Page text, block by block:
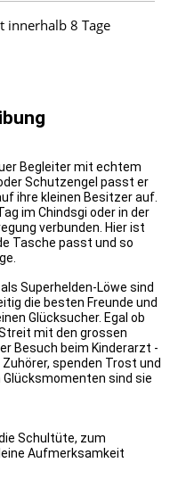
innerhalb 8 Tage
Begleiter mit echtem
Schutzengel passt er
ihre kleinen Besitzer auf.
im Chindsgi oder in der
verbunden. Hier ist
Tasche passt und so
Superhelden-Löwe sind
die besten Freunde und
Glücksucher. Egal ob
mit den grossen
Besuch beim Kinderarzt -
spenden Trost und
Glücksmomenten sind sie
Schultüte, zum
Aufmerksamkeit